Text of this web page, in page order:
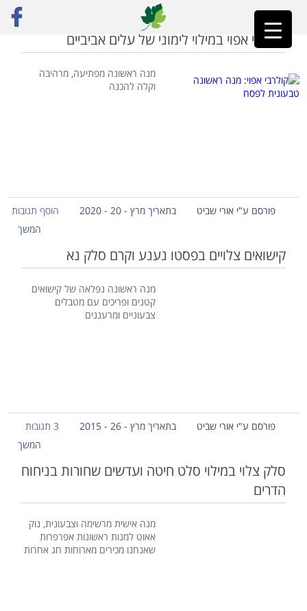
ראשי»מנה ראשונה
קולרבי אפוי במילוי לימוני של עלים אביביים
מנה ראשונה מפתיעה, מרהיבה
וקלה להכנה
פורסם ע"י אורי שביט בתאריך מרץ - 20 - 2020
הוסף תגובות
המשך
קישואים צלויים בפסטו נענע וקרם סלק נא
מנה ראשונה נפלאה של קישואים
קטנים ופריכים עם מטבלים
צבעוניים ומרעננים
פורסם ע"י אורי שביט בתאריך מרץ - 26 - 2015
3 תגובות
המשך
סלק צלוי במילוי סלט חיטה ועדשים שחורות בניחוח
הדרים
מנה אישית מרשימה וצבעונית, נוק
אאוט למנות ראשונות אפרפרות
שאנחנו מכירים מארוחות חג אחרות